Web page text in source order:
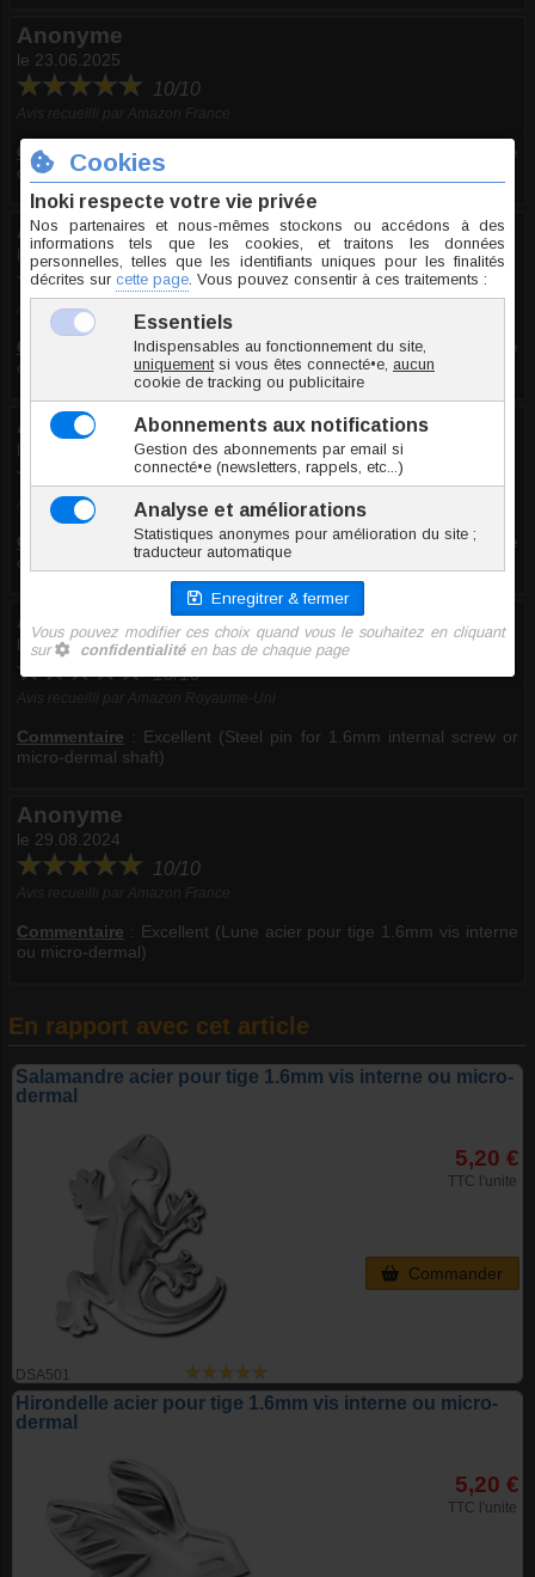
Anonyme
le 23.06.2025
10/10
Commentaire :
Excellent (Lune acier pour tige 1.6mm vis interne
ou micro-dermal)
Anonyme
le 03.06.2025
10/10
Avis recueilli par Amazon France
Commentaire :Excellent (Lune acier pour tige 1.6mm vis interne
ou micro-dermal)
Anonyme
le 31.03.2025
10/10
Avis recueilli par Amazon France
Commentaire :Excellent (Lune acier pour tige 1.6mm vis interne
ou micro-dermal)
Anonyme
le 05.03.2025
10/10
Commentaire : Excellent (Steel pin for 1.6mm internal screw or
micro-dermal shaft)
Anonyme
le 29.08.2024
10/10
Commentaire : Excellent (Lune acier pour tige 1.6mm vis interne
ou micro-dermal)
En rapport avec cet article
Salamandre acier pour tige 1.6mm vis interne ou micro-
dermal
DSA501
5,20 €
TTC l'unite
Commander
Hirondelle acier pour tige 1.6mm vis interne ou micro-
dermal
5,20 €
TTC l'unite